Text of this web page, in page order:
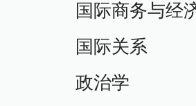
国际商务与经
国际关系
政治学